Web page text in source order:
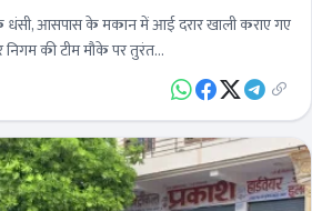
आसपास के मकान में आई दरार खाली कराए गए
निगम की टीम मौके पर तुरंत…